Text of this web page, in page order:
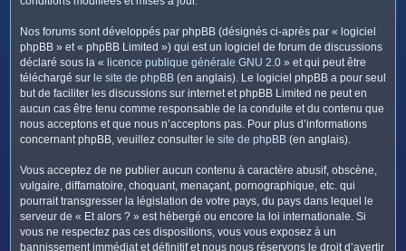
Nos forums sont développés par phpBB (désignés ci-après par « logiciel
phpBB » et « phpBB Limited ») qui est un logiciel de forum de discussions
déclaré sous la « licence publique générale GNU 2.0 » et qui peut être
téléchargé sur le site de phpBB (en anglais). Le logiciel phpBB a pour seul
but de faciliter les discussions sur internet et phpBB Limited ne peut en
aucun cas être tenu comme responsable de la conduite et du contenu que
nous acceptons et que nous n’acceptons pas. Pour plus d’informations
concernant phpBB, veuillez consulter le site de phpBB (en anglais).
Vous acceptez de ne publier aucun contenu à caractère abusif, obscène,
vulgaire, diffamatoire, choquant, menaçant, pornographique, etc. qui
pourrait transgresser la législation de votre pays, du pays dans lequel le
serveur de « Et alors ? » est hébergé ou encore la loi internationale. Si
vous ne respectez pas ces dispositions, vous vous exposez à un
bannissement immédiat et définitif et nous nous réservons le droit d’avertir